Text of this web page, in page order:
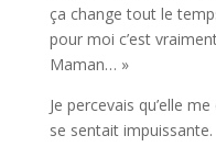
ça change tout le
pour moi c’est
Maman… »
Je percevais qu’elle
se sentait impuissante.